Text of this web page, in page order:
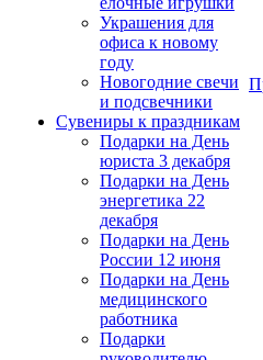
Украшения для
офиса к новому
году
Новогодние свечи
и подсвечники
Сувениры к праздникам
Подарки на День
юриста 3 декабря
Подарки на День
энергетика 22
декабря
Подарки на День
России 12 июня
Подарки на День
медицинского
работника
Подарки